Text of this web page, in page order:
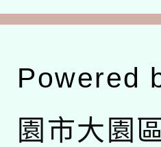
Powered
園市大園